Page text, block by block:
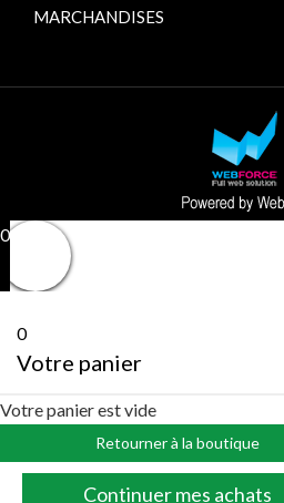
MARCHANDISES
0
0
Votre panier
Votre panier est vide
Retourner à la boutique
Continuer mes achats